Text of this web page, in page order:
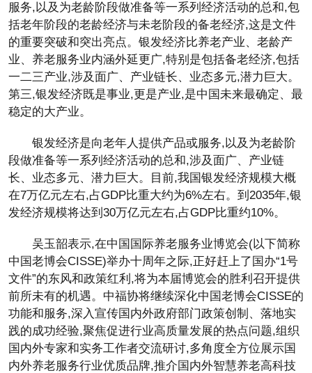
服务,以及为老龄阶段做准备等一系列经济活动的总和,包
括老年阶段的老龄经济与未老阶段的备老经济,这是文件
的重要突破和突出亮点。银发经济比养老产业、老龄产
业、养老服务业内涵外延更广,特别是包括备老经济,包括
一二三产业,涉及面广、产业链长、业态多元,潜力巨大。
第三,银发经济既是事业,更是产业,是中国未来最确定、最
稳定的大产业。
银发经济是向老年人提供产品或服务,以及为老龄阶
段做准备等一系列经济活动的总和,涉及面广、产业链
长、业态多元、潜力巨大。目前,我国银发经济规模大概
在7万亿元左右,占GDP比重大约为6%左右。到2035年,银
发经济规模将达到30万亿元左右,占GDP比重约10%。
吴玉韶表示,在中国国际养老服务业博览会(以下简称
中国老博会CISSE)举办十周年之际,正好赶上了国办“1号
文件”的东风和政策红利,将为本届博览会的胜利召开提供
前所未有的机遇。中福协将继续深化中国老博会CISSE的
功能和服务,深入宣传国内外政府部门政策创制、落地实
践的成功经验,聚焦促进行业高质量发展的热点问题,组织
国内外专家和实务工作者交流研讨,多角度全方位展示国
内外养老服务行业优质品牌,推介国内外智慧养老高科技